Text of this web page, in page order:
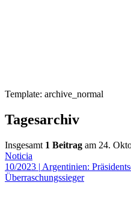
Template: archive_normal
Tagesarchiv
Insgesamt 1 Beitrag am 24.
Noticia
10/2023 | Argentinien:
Überraschungssieger